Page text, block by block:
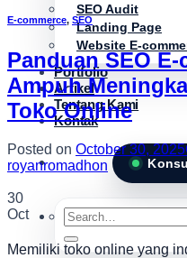
SEO Audit
Landing Page
Website E-
Portfolio
Artikel
Tentang Kami
Kontak
Search
for:
E-commerce, SEO
Panduan SEO
Ampuh
Toko Online
Posted on October 30, 2025
royanromadhon
30
Oct
Memiliki toko online yang